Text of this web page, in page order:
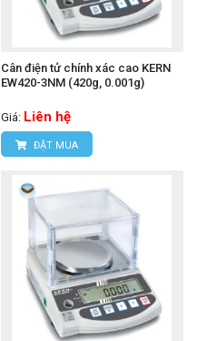
Cân điện tử chính xác cao KERN
EW420-3NM (420g, 0.001g)
Giá: Liên hệ
ĐẶT MUA